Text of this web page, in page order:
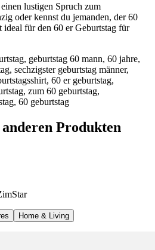
lustigen Spruch zum
oder kennst du jemanden, der 60
ideal für den 60 er Geburtstag für
geburtstag 60 mann, 60 jahre,
sechzigster geburtstag männer,
60 er geburtstag,
zum 60 geburtstag,
60 geburtstag
anderen Produkten
Home & Living